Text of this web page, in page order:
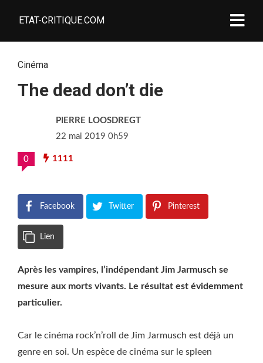
ETAT-CRITIQUE.COM
Cinéma
The dead don’t die
PIERRE LOOSDREGT
22 mai 2019 0h59
0 1111
Facebook Twitter Pinterest
Lien
Après les vampires, l’indépendant Jim Jarmusch se
mesure aux morts vivants. Le résultat est évidemment
particulier.
Car le cinéma rock’n’roll de Jim Jarmusch est déjà un
genre en soi. Un espèce de cinéma sur le spleen